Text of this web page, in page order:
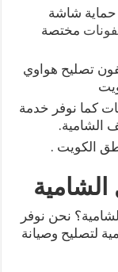
حماية شاشة
مختصة
تصليح هواوي
كما نوفر خدمة
الشامية.
الكويت .
الشامية
نحن نوفر
لتصليح وصيانة